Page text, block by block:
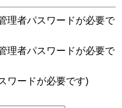
理者パスワードが必要で
理者パスワードが必要で
ワードが必要です)